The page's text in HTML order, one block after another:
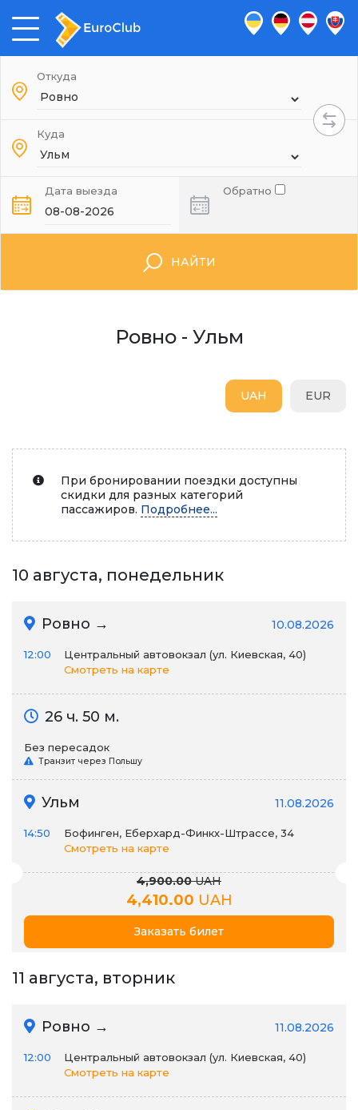
Откуда
Куда
Дата выезда Обратно
НАЙТИ
Ровно - Ульм
EUR
UAH
При бронировании поездки доступны
скидки для разных категорий
пассажиров. Подробнее...
10 августа, понедельник
Ровно → 10.08.2026
12:00
Центральный автовокзал (ул. Киевская, 40)
Смотреть на карте
26 ч. 50 м.
Без пересадок
Транзит через Польшу
Ульм 11.08.2026
14:50
Бофинген, Еберхард-Финкх-Штрассе, 34
Смотреть на карте
4,900.00UAH
4,410.00 UAH
Заказать билет
11 августа, вторник
Ровно → 11.08.2026
12:00
Центральный автовокзал (ул. Киевская, 40)
Смотреть на карте